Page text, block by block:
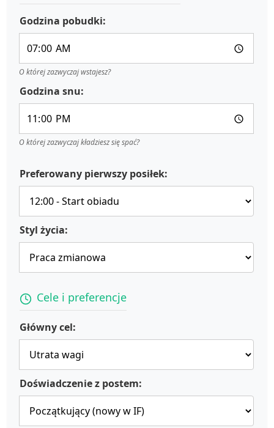
Godzina pobudki:
O której zazwyczaj wstajesz?
Godzina snu:
O której zazwyczaj kładziesz się spać?
Preferowany pierwszy posiłek:
Styl życia:
Cele i preferencje
Główny cel:
Doświadczenie z postem: